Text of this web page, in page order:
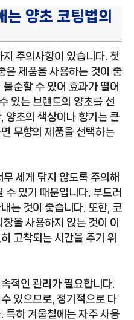
는 양초 코팅법의
주의사항이 있습니다. 첫
은 제품을 사용하는 것이 좋
순할 수 있어 효과가 떨어
있는 브랜드의 양초를 선
양초의 색상이나 향기는 큰
무향의 제품을 선택하는
세게 닦지 않도록 주의해
수 있기 때문입니다. 부드러
는 것이 좋습니다. 또한, 코
을 사용하지 않는 것이 이
고착되는 시간을 주기 위
적인 관리가 필요합니다.
있으므로, 정기적으로 다
특히 겨울철에는 자주 사용